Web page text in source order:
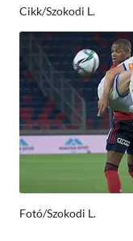
Cikk/Szokodi L.
Fotó/Szokodi L.